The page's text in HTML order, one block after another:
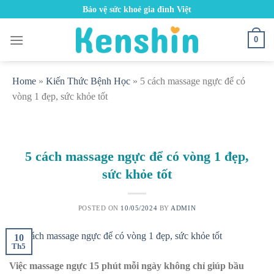
content
Bảo vệ sức khoẻ gia đình Việt
0
Home » Kiến Thức Bệnh Học » 5 cách massage ngực để có
vòng 1 đẹp, sức khỏe tốt
5 cách massage ngực để có vòng 1 đẹp,
sức khỏe tốt
POSTED ON 10/05/2024 BY ADMIN
10
Th5
Việc massage ngực 15 phút mỗi ngày không chỉ giúp bầu